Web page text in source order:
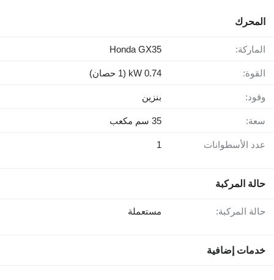
المحرك
الماركة: Honda GX35
القوة: 0.74 kW (1 حصان)
وقود: بنزين
سعة: 35 سم مكعب
عدد الأسطوانات 1
حالة المركبة
حالة المركبة: مستعملة
خدمات إضافية